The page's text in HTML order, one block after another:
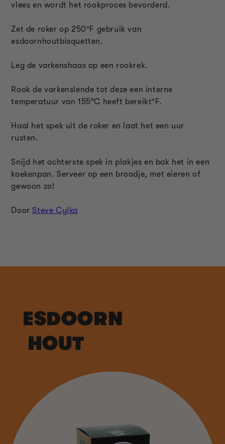
vlees en wordt het rookproces bevorderd.
Zet de roker op 250ºF gebruik van
esdoornhoutbisquetten.
Leg de varkenshaas op een rookrek.
Rook de varkenslende tot deze een interne
temperatuur van 155°C heeft bereiktº F.
Haal het spek uit de roker en laat het een uur
rusten.
Snijd het achterste spek in plakjes en bak het in een
koekenpan. Serveer op een broodje, met eieren of
gewoon zo!
DoorSteve Cylka
ESDOORN
HOUT